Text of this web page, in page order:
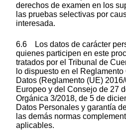
derechos de examen en los
las pruebas selectivas por
interesada.
6.6 Los datos de carácter
quienes participen en este
tratados por el Tribunal de
lo dispuesto en el
Datos (Reglamento (UE)
Europeo y del Consejo de 27
Orgánica 3/2018, de 5 de
Datos Personales y garantía
las demás normas
aplicables.